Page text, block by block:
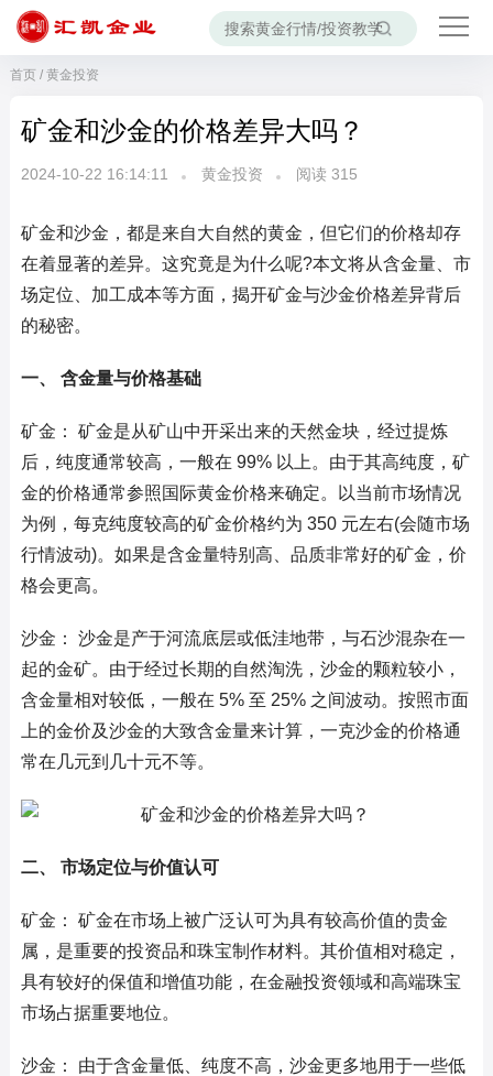
首页/ 黄金投资
矿金和沙金的价格差异大吗？
2024-10-22 16:14:11 黄金投资 阅读 315
矿金和沙金，都是来自大自然的黄金，但它们的价格却存
在着显著的差异。这究竟是为什么呢?本文将从含金量、市
场定位、加工成本等方面，揭开矿金与沙金价格差异背后
的秘密。
一、 含金量与价格基础
矿金： 矿金是从矿山中开采出来的天然金块，经过提炼
后，纯度通常较高，一般在 99% 以上。由于其高纯度，矿
金的价格通常参照国际黄金价格来确定。以当前市场情况
为例，每克纯度较高的矿金价格约为 350 元左右(会随市场
行情波动)。如果是含金量特别高、品质非常好的矿金，价
格会更高。
沙金： 沙金是产于河流底层或低洼地带，与石沙混杂在一
起的金矿。由于经过长期的自然淘洗，沙金的颗粒较小，
含金量相对较低，一般在 5% 至 25% 之间波动。按照市面
上的金价及沙金的大致含金量来计算，一克沙金的价格通
常在几元到几十元不等。
二、 市场定位与价值认可
矿金： 矿金在市场上被广泛认可为具有较高价值的贵金
属，是重要的投资品和珠宝制作材料。其价值相对稳定，
具有较好的保值和增值功能，在金融投资领域和高端珠宝
市场占据重要地位。
沙金： 由于含金量低、纯度不高，沙金更多地用于一些低